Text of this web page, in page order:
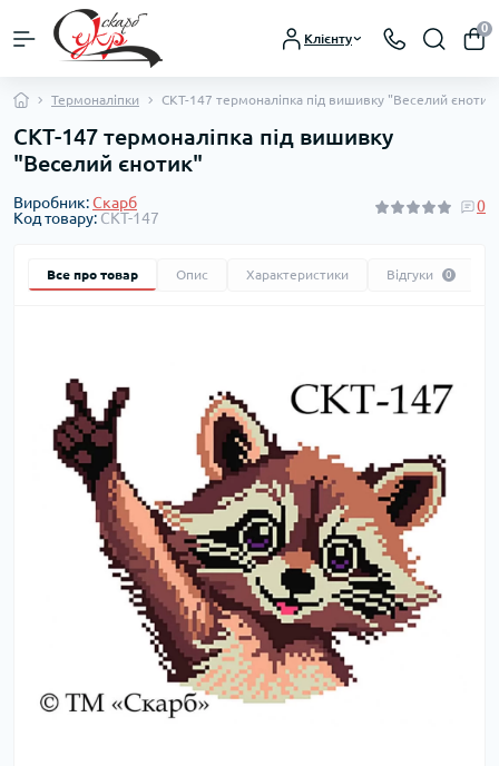
Клієнту
0
Термоналіпки СКТ-147 термоналіпка під вишивку "Веселий єнотик"
СКТ-147 термоналіпка під вишивку
"Веселий єнотик"
Виробник:Скарб
Код товару: СКТ-147
0
Все про товар Опис Характеристики Відгуки 0